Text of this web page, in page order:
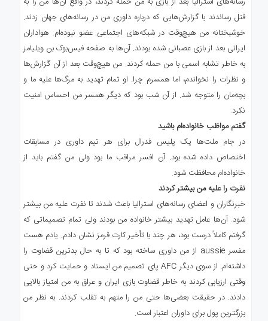
قتل رساندند با گزارش‌هایی که درباره داوری من در رسانه‌های جهان زدند.
خوشبختانه من هیچ‌وقت در شبکه‌های اجتماعی عضو نبوده‌ام. هواداران
ایرانی بعد از بازی عصبانی شده بودند. آن‌ها به صفحه فیس‌بوک بن ویلیامز
به خاطر تشابه اسمی با من حمله کردند. من هیچ‌وقت بعد از آن گزارش‌ها
و نظرات را نخواندم، اما همسرم چرا. او تمام تهدید به مرگ‌ها علیه ما و
بچه‌مان را متوجه شد. از آن شب بود که دیگر همسر من احساس امنیت
نکرد.
گفتم مواظب خانواده‌ام باشید
در جام ملت‌ها یک پلیس فدرال برای هر تیم داوری در مسابقات
اختصاص داده شده بود. آن افسر مراقب ما بود ولی من گفتم باید از
خانواده‌ام محافظت شود.
نفرت را علیه من بیشتر کردند
خبرنگاران و اعضای رسانه‌های استرالیا باعث شدند تا نفرت علیه من بیشتر
شود. آن‌ها عامل تهدید بیشتر خانواده من بودند ولی تمام تصمیماتی که
گرفتم کاملاً درست بود، هر چند با تأخیر کارت قرمز نشان دادم. یادم هست
مفسر aussie از من داوری ساخته بود که تا به حال بدترین قضاوت را
داشته‌ام. از سوی دیگر AFC پای تصمیم من ایستاد و حمایت کرد و حتی
وقتی ارزیابی کردند به خاطر قضاوت بازی ایران و عراق به من امتیاز بالایی
دادند. در حقیقت بعضی‌ها حتی من را متهم به تقلب کردند. به نظر من
بزرگترین پول برای داوران اعتبار است.